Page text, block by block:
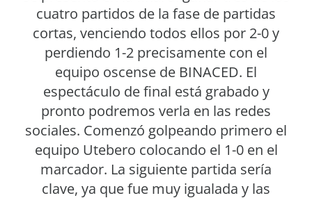
cuatro partidos de la fase de partidas
cortas, venciendo todos ellos por 2-0 y
perdiendo 1-2 precisamente con el
equipo oscense de BINACED. El
espectáculo de final está grabado y
pronto podremos verla en las redes
sociales. Comenzó golpeando primero el
equipo Utebero colocando el 1-0 en el
marcador. La siguiente partida sería
clave, ya que fue muy igualada y las